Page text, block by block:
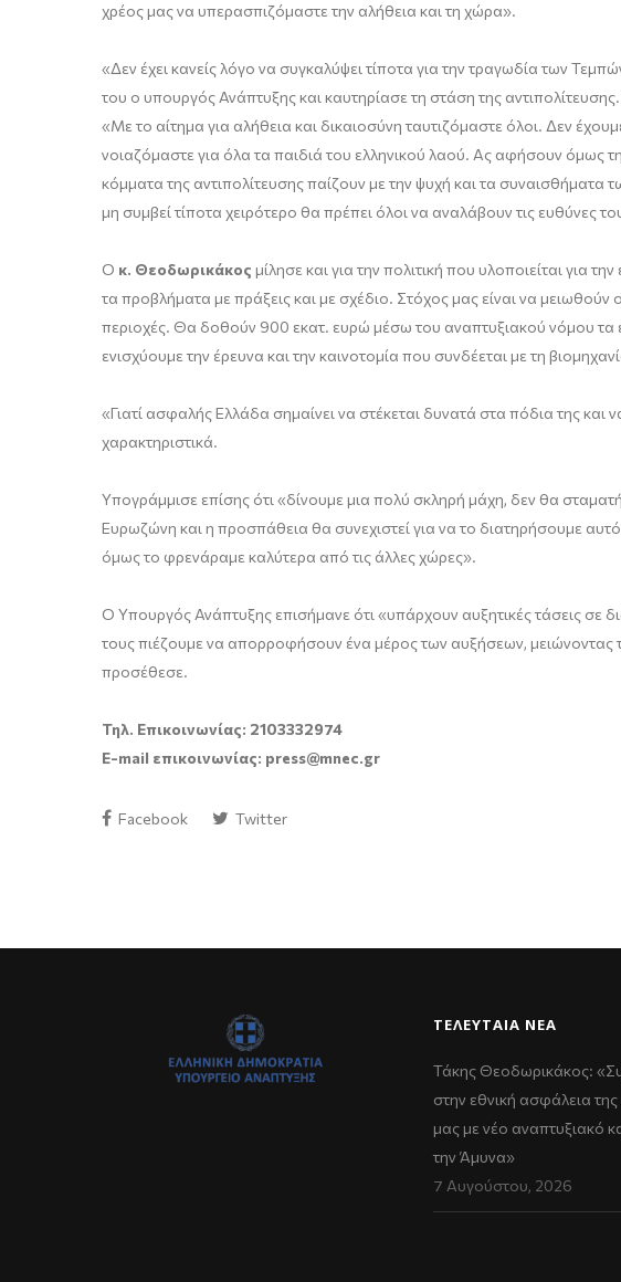
χρέος μας να υπερασπιζόμαστε την αλήθεια και τη χώρα».
«Δεν έχει κανείς λόγο να συγκαλύψει τίποτα για την τραγωδία των
του ο υπουργός Ανάπτυξης και καυτηρίασε τη στάση της
«Με το αίτημα για αλήθεια και δικαιοσύνη ταυτιζόμαστε όλοι. Δεν
νοιαζόμαστε για όλα τα παιδιά του ελληνικού λαού. Ας αφήσουν όμως
κόμματα της αντιπολίτευσης παίζουν με την ψυχή και τα συναισθήματα
μη συμβεί τίποτα χειρότερο θα πρέπει όλοι να αναλάβουν τις ευθύνες
Ο κ. Θεοδωρικάκος μίλησε και για την πολιτική που υλοποιείται για
τα προβλήματα με πράξεις και με σχέδιο. Στόχος μας είναι να
περιοχές. Θα δοθούν 900 εκατ. ευρώ μέσω του αναπτυξιακού νόμου τα
ενισχύουμε την έρευνα και την καινοτομία που συνδέεται με τη
«Γιατί ασφαλής Ελλάδα σημαίνει να στέκεται δυνατά στα πόδια της
χαρακτηριστικά.
Υπογράμμισε επίσης ότι «δίνουμε μια πολύ σκληρή μάχη, δεν θα
Ευρωζώνη και η προσπάθεια θα συνεχιστεί για να το διατηρήσουμε
όμως το φρενάραμε καλύτερα από τις άλλες χώρες».
Ο Υπουργός Ανάπτυξης επισήμανε ότι «υπάρχουν αυξητικές τάσεις σε
τους πιέζουμε να απορροφήσουν ένα μέρος των αυξήσεων, μειώνοντας
προσέθεσε.
Τηλ. Επικοινωνίας: 2103332974
E-mail επικοινωνίας: press@mnec.gr
Facebook Twitter
ΤΕΛΕΥΤΑΊΑ ΝΈΑ
Τάκης Θεοδωρικάκος:
στην εθνική ασφάλεια
μας με νέο αναπτυξιακό
την Άμυνα»
7 Αυγούστου, 2026